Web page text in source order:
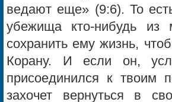
ведают еще» (9:6). То
убежища кто-нибудь из
сохранить ему жизнь,
Корану. И если он,
присоединился к твоим
захочет вернуться в